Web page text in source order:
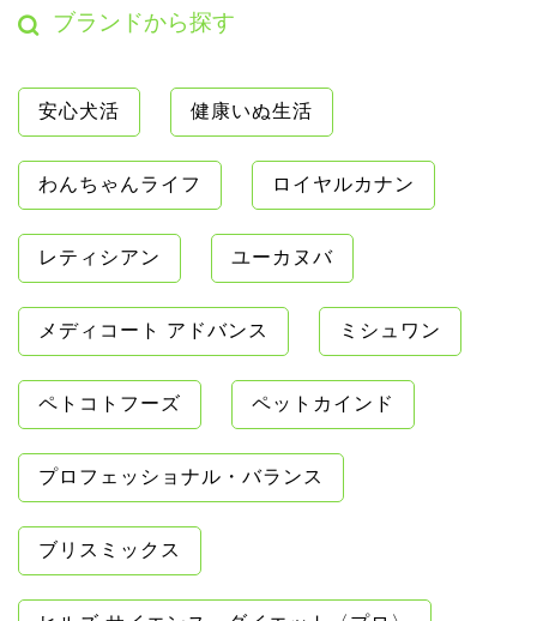
ブランドから探す
安心犬活 健康いぬ生活
わんちゃんライフ ロイヤルカナン
レティシアン ユーカヌバ
メディコート アドバンス ミシュワン
ペトコトフーズ ペットカインド
プロフェッショナル・バランス
ブリスミックス